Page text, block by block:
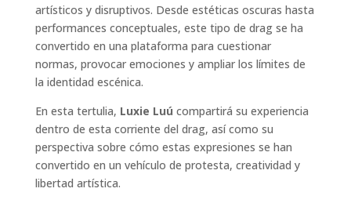
artísticos y disruptivos. Desde estéticas oscuras hasta
performances conceptuales, este tipo de drag se ha
convertido en una plataforma para cuestionar
normas, provocar emociones y ampliar los límites de
la identidad escénica.
En esta tertulia, Luxie Luú compartirá su experiencia
dentro de esta corriente del drag, así como su
perspectiva sobre cómo estas expresiones se han
convertido en un vehículo de protesta, creatividad y
libertad artística.